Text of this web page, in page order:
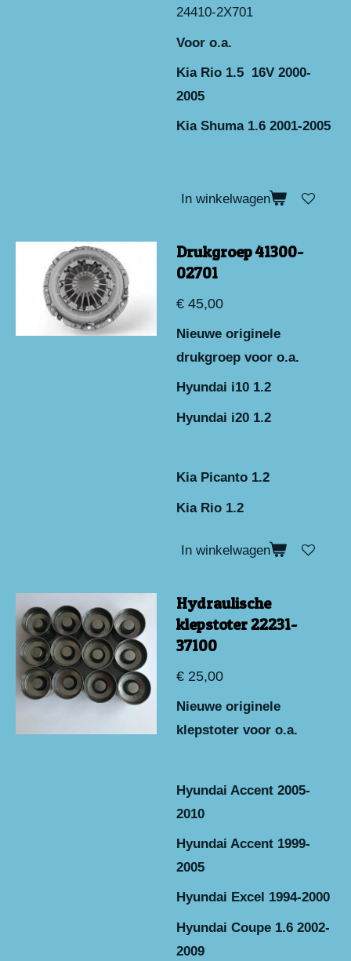
24410-2X701
Voor o.a.
Kia Rio 1.5 16V 2000-
2005
Kia Shuma 1.6 2001-2005
In winkelwagen
Drukgroep 41300-
02701
€ 45,00
Nieuwe originele
drukgroep voor o.a.
Hyundai i10 1.2
Hyundai i20 1.2
Kia Picanto 1.2
Kia Rio 1.2
In winkelwagen
Hydraulische
klepstoter 22231-
37100
€ 25,00
Nieuwe originele
klepstoter voor o.a.
Hyundai Accent 2005-
2010
Hyundai Accent 1999-
2005
Hyundai Excel 1994-2000
Hyundai Coupe 1.6 2002-
2009